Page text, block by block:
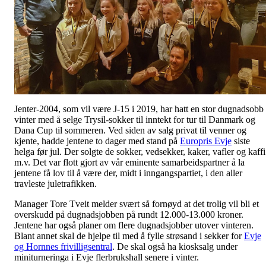
Jenter-2004, som vil være J-15 i 2019, har hatt en stor dugnadsobb
vinter med å selge Trysil-sokker til inntekt for tur til Danmark og
Dana Cup til sommeren. Ved siden av salg privat til venner og
kjente, hadde jentene to dager med stand på Europris Evje siste
helga før jul. Der solgte de sokker, vedsekker, kaker, vafler og kaffi
m.v. Det var flott gjort av vår eminente samarbeidspartner å la
jentene få lov til å være der, midt i inngangspartiet, i den aller
travleste juletrafikken.
Manager Tore Tveit melder svært så fornøyd at det trolig vil bli et
overskudd på dugnadsjobben på rundt 12.000-13.000 kroner.
Jentene har også planer om flere dugnadsjobber utover vinteren.
Blant annet skal de hjelpe til med å fylle strøsand i sekker forEvje
og Hornnes frivilligsentral. De skal også ha kiosksalg under
miniturneringa i Evje flerbrukshall senere i vinter.